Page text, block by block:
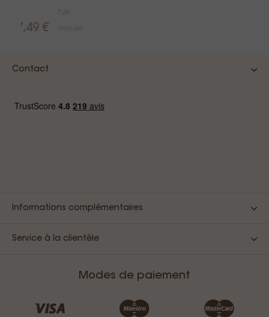
27,49 €
Contact
Informations complémentaires
Service à la clientèle
Modes de paiement